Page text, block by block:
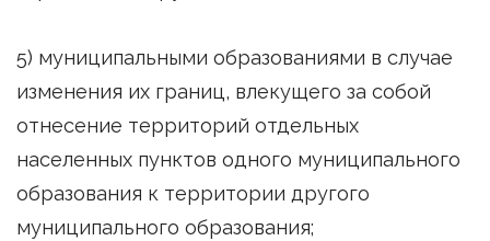
5) муниципальными образованиями в случае
изменения их границ, влекущего за собой
отнесение территорий отдельных
населенных пунктов одного муниципального
образования к территории другого
муниципального образования;